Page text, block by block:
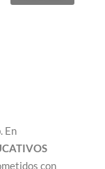
En
con